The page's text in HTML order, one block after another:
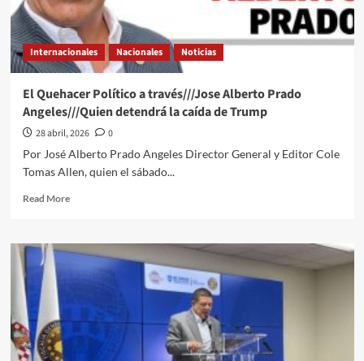
mal
hecho
Internacionales Nacionales Noticias
El Quehacer Político a través///Jose Alberto Prado
Angeles///Quien detendrá la caída de Trump
28 abril, 2026
0
Por José Alberto Prado Angeles Director General y Editor Cole
Tomas Allen, quien el sábado...
Read MoreRead
El
Quehacer
Político
través///Jose
Alberto
Prado